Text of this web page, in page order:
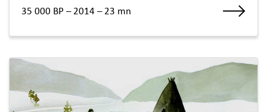
35 000 BP – 2014 – 23 mn